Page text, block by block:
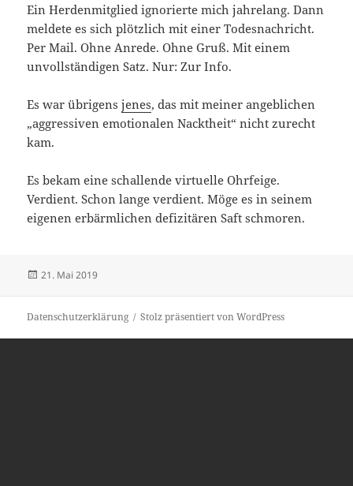
Ein Herdenmitglied ignorierte mich jahrelang. Dann
meldete es sich plötzlich mit einer Todesnachricht.
Per Mail. Ohne Anrede. Ohne Gruß. Mit einem
unvollständigen Satz. Nur: Zur Info.
Es war übrigensjenes, das mit meiner angeblichen
„aggressiven emotionalen Nacktheit“ nicht zurecht
kam.
Es bekam eine schallende virtuelle Ohrfeige.
Verdient. Schon lange verdient. Möge es in seinem
eigenen erbärmlichen defizitären Saft schmoren.
Veröffentlicht
21. Mai 2019
Datenschutzerklärung Stolz präsentiert von WordPress